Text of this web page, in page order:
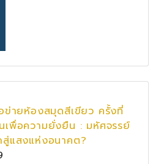
ข่ายห้องสมุดสีเขียว ครั้งที่
เพื่อความยั่งยืน : มหัศจรรย์
แสงแห่งอนาคต?